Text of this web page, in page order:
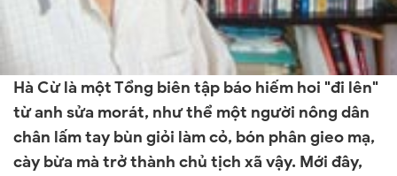
Hà Cừ là một Tổng biên tập báo hiếm hoi "đi lên"
từ anh sửa morát, như thể một người nông dân
chân lấm tay bùn giỏi làm cỏ, bón phân gieo mạ,
cày bừa mà trở thành chủ tịch xã vậy. Mới đây,